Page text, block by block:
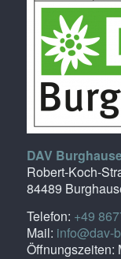
DAV
Robert-Koch-
84489
Telefon: +49
Mail: info@dav-
Öffnungszeiten: